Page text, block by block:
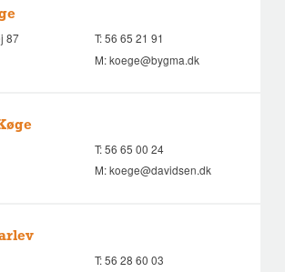
87
T:56 65 21 91
M:koege@bygma.dk
T:56 65 00 24
M:koege@davidsen.dk
T:56 28 60 03